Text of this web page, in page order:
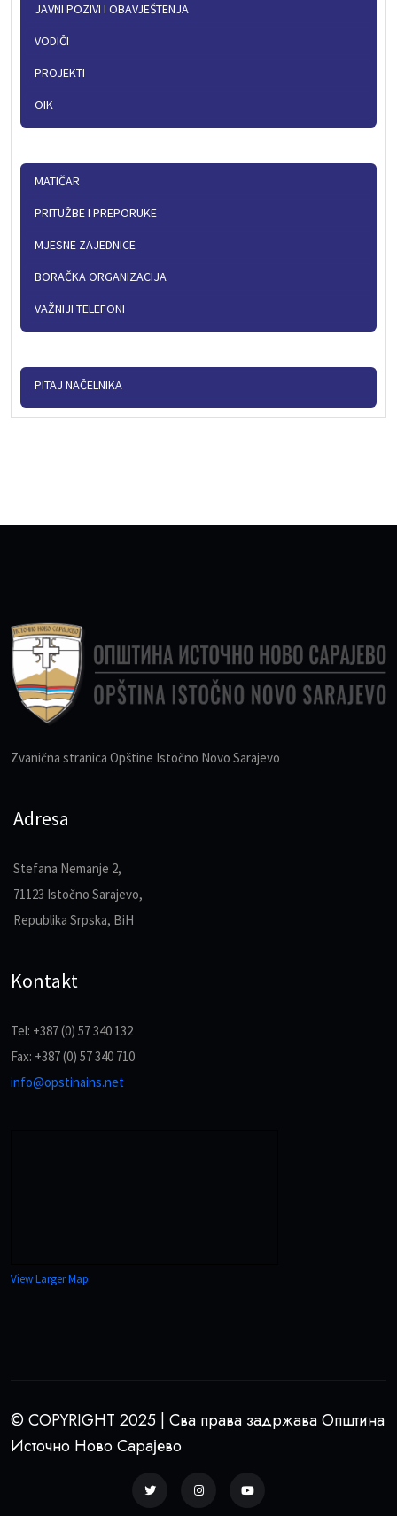
JAVNI POZIVI I OBAVJEŠTENJA
VODIČI
PROJEKTI
OIK
MATIČAR
PRITUŽBE I PREPORUKE
MJESNE ZAJEDNICE
BORAČKA ORGANIZACIJA
VAŽNIJI TELEFONI
PITAJ NAČELNIKA
Zvanična stranica Opštine Istočno Novo Sarajevo
Adresa
Stefana Nemanje 2,
71123 Istočno Sarajevo,
Republika Srpska, BiH
Kontakt
Tel: +387 (0) 57 340 132
Fax: +387 (0) 57 340 710
info@opstinains.net
View Larger Map
© COPYRIGHT 2025 | Сва права задржава Општина
Источно Ново Сарајево